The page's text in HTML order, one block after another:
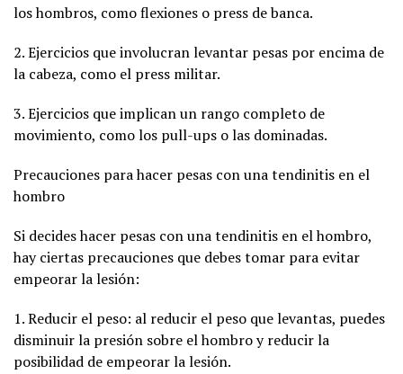
los hombros, como flexiones o press de banca.
2. Ejercicios que involucran levantar pesas por encima de
la cabeza, como el press militar.
3. Ejercicios que implican un rango completo de
movimiento, como los pull-ups o las dominadas.
Precauciones para hacer pesas con una tendinitis en el
hombro
Si decides hacer pesas con una tendinitis en el hombro,
hay ciertas precauciones que debes tomar para evitar
empeorar la lesión:
1. Reducir el peso: al reducir el peso que levantas, puedes
disminuir la presión sobre el hombro y reducir la
posibilidad de empeorar la lesión.